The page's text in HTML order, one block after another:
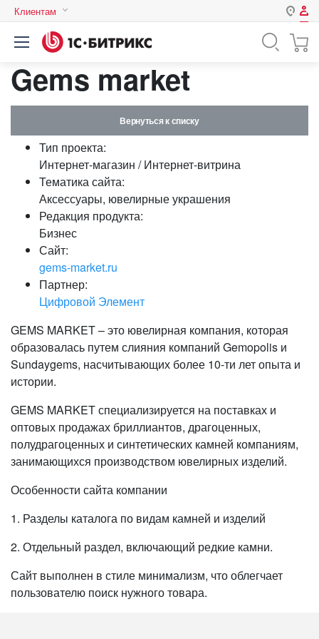
Клиентам
Авторизация
Нет аккаунта? Зарегистрироваться
Логин
Пароль
Запомнить меня на этом
или войдите с помощью
Gems market
Вернуться к списку
Тип проекта:
Интернет-магазин / Интернет-витрина
Тематика сайта:
Аксессуары, ювелирные украшения
Редакция продукта:
Бизнес
Сайт:
gems-market.ru
Партнер:
Цифровой Элемент
GEMS MARKET – это ювелирная компания, которая
образовалась путем слияния компаний Gemopolis и
Sundaygems, насчитывающих более 10-ти лет опыта и
истории.
GEMS MARKET специализируется на поставках и
оптовых продажах бриллиантов, драгоценных,
полудрагоценных и синтетических камней компаниям,
занимающихся производством ювелирных изделий.
Особенности сайта компании
1. Разделы каталога по видам камней и изделий
2. Отдельный раздел, включающий редкие камни.
Сайт выполнен в стиле минимализм, что облегчает
пользователю поиск нужного товара.